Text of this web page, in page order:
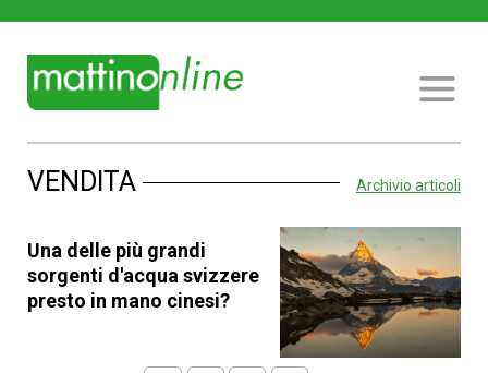
VENDITA Archivio articoli
Una delle più grandi
sorgenti d'acqua svizzere
presto in mano cinesi?